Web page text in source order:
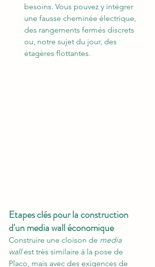
besoins. Vous pouvez y intégrer
une fausse cheminée électrique,
des rangements fermés discrets
ou, notre sujet du jour, des
étagères flottantes.
Etapes clés pour la construction
d'un media wall économique
Construire une cloison de media
wall est très similaire à la pose de
Placo, mais avec des exigences de